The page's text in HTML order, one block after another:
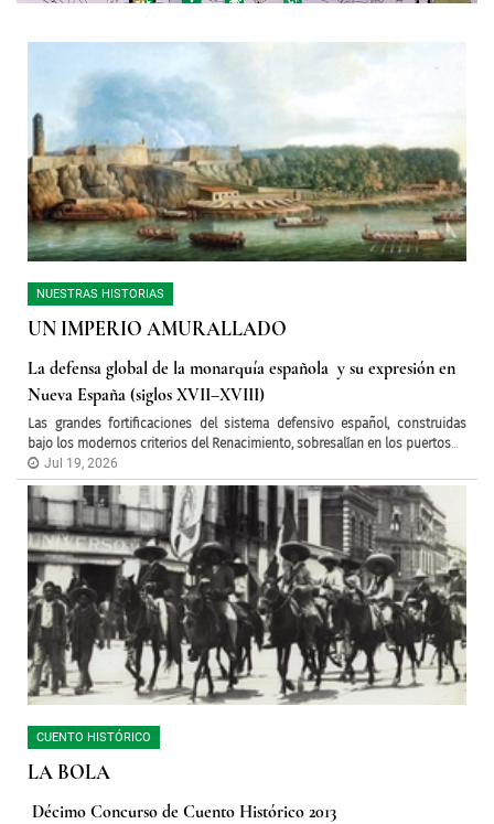
NUESTRAS HISTORIAS
UN IMPERIO AMURALLADO
La defensa global de la monarquía española y su expresión en
Nueva España (siglos XVII–XVIII)
Las grandes fortificaciones del sistema defensivo español, construidas
bajo los modernos criterios del Renacimiento, sobresalían en los puertos...
Jul 19, 2026
CUENTO HISTÓRICO
LA BOLA
Décimo Concurso de Cuento Histórico 2013